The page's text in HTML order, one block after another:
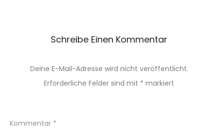
Schreibe Einen Kommentar
Deine E-Mail-Adresse wird nicht veröffentlicht.
Erforderliche Felder sind mit * markiert
Kommentar *